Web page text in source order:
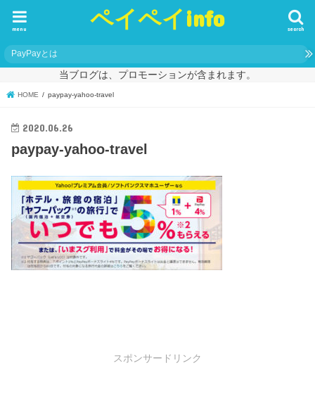
ペイペイinfo search
menu
PayPayとは
当ブログは、プロモーションが含まれます。
HOME paypay-yahoo-travel
2020.06.26
paypay-yahoo-travel
スポンサードリンク